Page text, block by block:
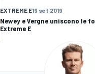
EXTREME E19 set 2019
Newey e Vergne uniscono le
Extreme E